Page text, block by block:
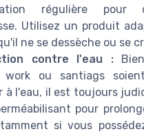
régulière pour
Utilisez un produit
ne se dessèche ou se
contre l'eau :
work ou santiags
à l'eau, il est toujours
pour
si vous